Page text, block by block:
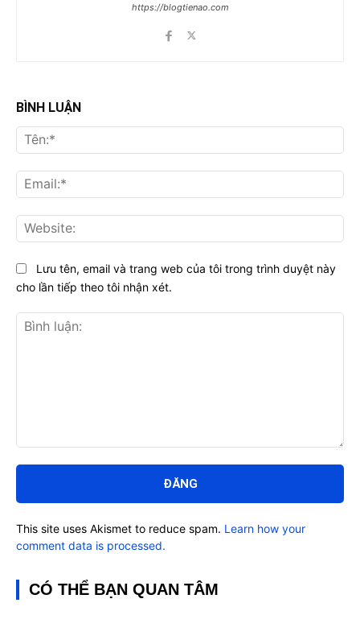
https://blogtienao.com
BÌNH LUẬN
luận:
Lưu tên, email và trang web của tôi trong trình duyệt này
cho lần tiếp theo tôi nhận xét.
This site uses Akismet to reduce spam. Learn how your
comment data is processed.
CÓ THỂ BẠN QUAN TÂM